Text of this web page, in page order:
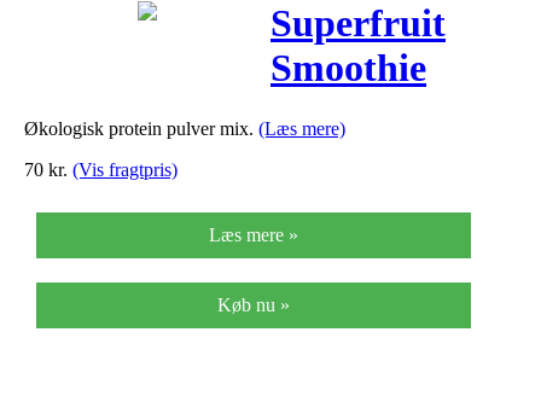
Superfruit
Smoothie
Protein – Raw
G
Økologisk protein pulver mix. (Læs mere)
70 kr. (Vis fragtpris)
Læs mere »
Køb nu »